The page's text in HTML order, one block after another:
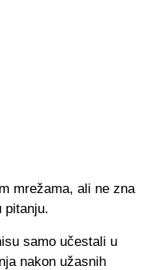
mrežama, ali ne zna
pitanju.
samo učestali u
nakon užasnih